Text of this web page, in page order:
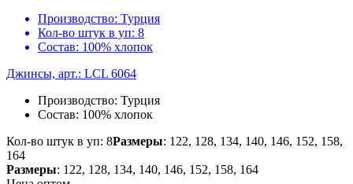
Производство: Турция
Кол-во штук в уп: 8
Состав: 100% хлопок
Джинсы, арт.: LCL 6064
Производство: Турция
Состав: 100% хлопок
Кол-во штук в уп: 8Размеры: 122, 128, 134, 140, 146, 152, 158,
164
Размеры: 122, 128, 134, 140, 146, 152, 158, 164